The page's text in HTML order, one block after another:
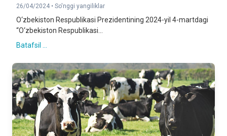
26/04/2024 • So'nggi yangiliklar
O‘zbekiston Respublikasi Prezidentining 2024-yil 4-martdagi
“O‘zbekiston Respublikasi...
Batafsil ...